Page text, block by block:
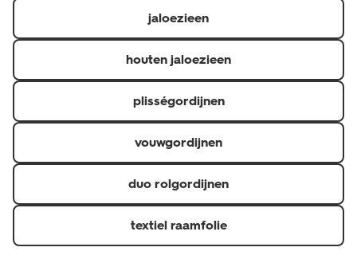
jaloezieen
houten jaloezieen
plisségordijnen
vouwgordijnen
duo rolgordijnen
textiel raamfolie